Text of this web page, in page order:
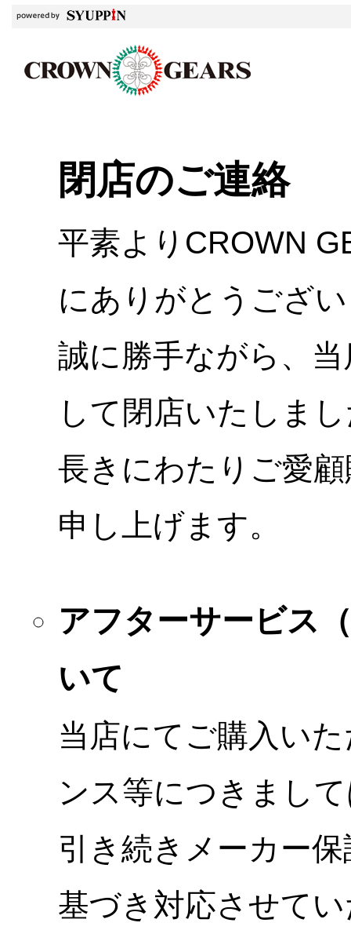
閉店のご連絡
平素よりCROWN
にありがとうござ
誠に勝手ながら、
して閉店いたしま
長きにわたりご愛
申し上げます。
アフターサービス
いて
当店にてご購入い
ンス等につきまし
引き続きメーカー
基づき対応させて